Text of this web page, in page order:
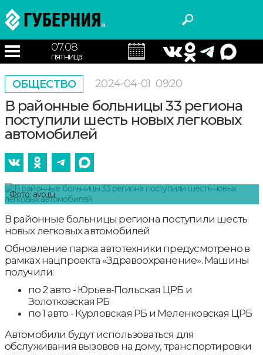
07.08
пятница
ОБЩЕСТВО 2024-04-01 09:20
В районные больницы 33 региона
поступили шесть новых легковых
автомобилей
Фото: avo.ru
В районные больницы региона поступили шесть
новых легковых автомобилей
Обновление парка автотехники предусмотрено в
рамках нацпроекта «Здравоохранение». Машины
получили:
по 2 авто - Юрьев-Польская ЦРБ и
Золотковская РБ
по 1 авто - Курловская РБ и Меленковская ЦРБ
Автомобили будут использоваться для
обслуживания вызовов на дому, транспортировки